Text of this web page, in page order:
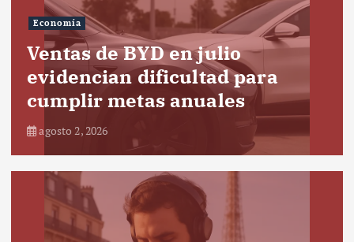
Economía
Ventas de BYD en julio
evidencian dificultad para
cumplir metas anuales
agosto 2, 2026